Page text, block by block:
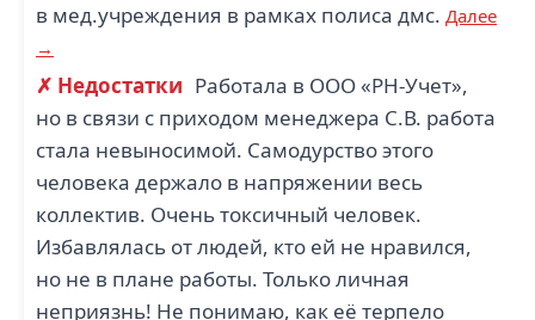
в мед.учреждения в рамках полиса дмс. Далее
→
✗ Недостатки Работала в ООО «РН-Учет»,
но в связи с приходом менеджера С.В. работа
стала невыносимой. Самодурство этого
человека держало в напряжении весь
коллектив. Очень токсичный человек.
Избавлялась от людей, кто ей не нравился,
но не в плане работы. Только личная
неприязнь! Не понимаю, как её терпело